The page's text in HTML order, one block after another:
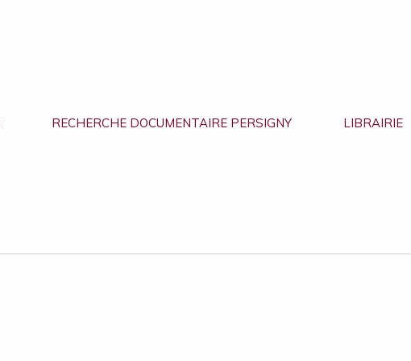
RECHERCHE DOCUMENTAIRE PERSIGNY LIBRAIRIE